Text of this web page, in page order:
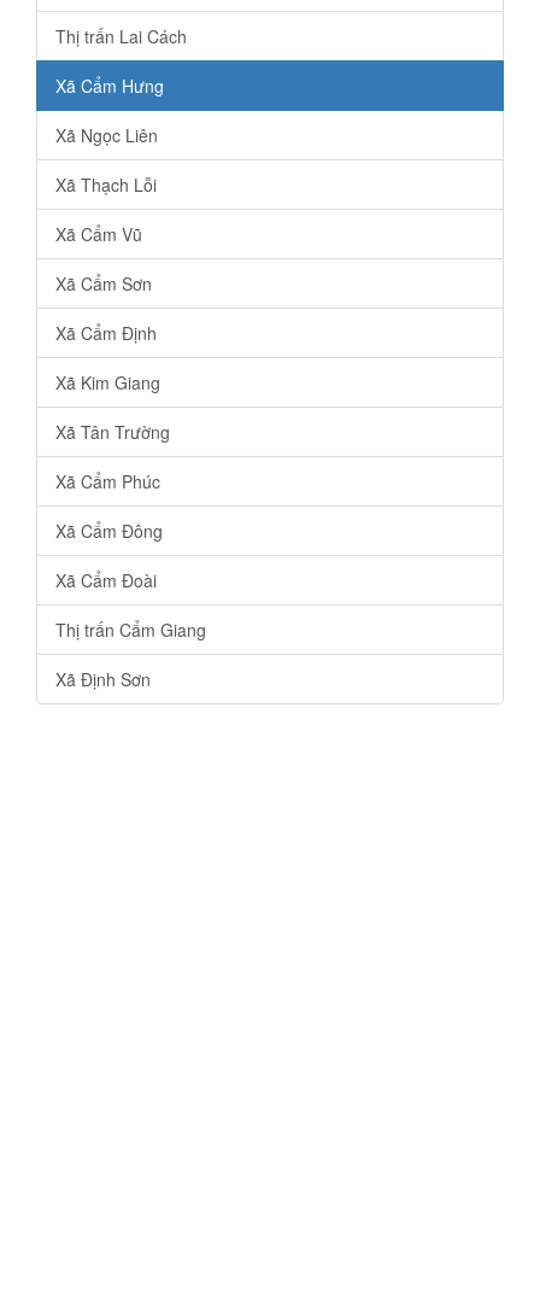
Thị trấn Lai Cách
Xã Cẩm Hưng
Xã Ngọc Liên
Xã Thạch Lỗi
Xã Cẩm Vũ
Xã Cẩm Sơn
Xã Cẩm Định
Xã Kim Giang
Xã Tân Trường
Xã Cẩm Phúc
Xã Cẩm Đông
Xã Cẩm Đoài
Thị trấn Cẩm Giang
Xã Định Sơn